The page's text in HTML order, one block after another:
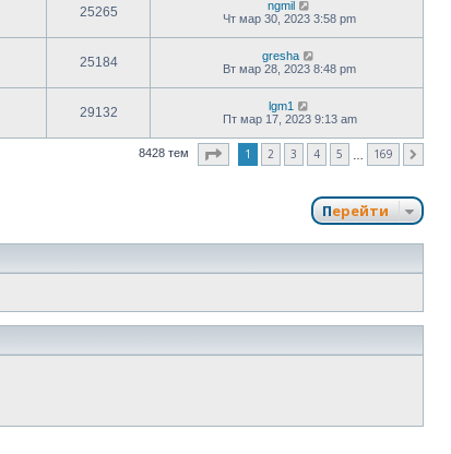
25265
ngmil
Чт мар 30, 2023 3:58 pm
25184
gresha
Вт мар 28, 2023 8:48 pm
29132
lgm1
Пт мар 17, 2023 9:13 am
8428 тем Страница из169
1 2 3 4 5 169
Перейти